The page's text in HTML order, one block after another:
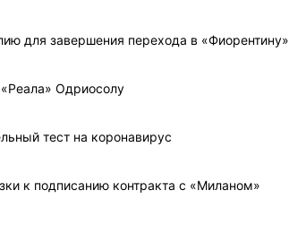
для завершения перехода в «Фиорентину»
Одриосолу
тест на коронавирус
к подписанию контракта с «Миланом»